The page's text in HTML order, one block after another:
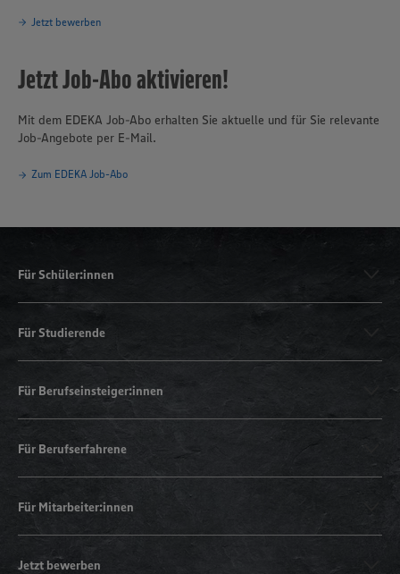
Jetzt bewerben
Jetzt Job-Abo aktivieren!
Mit dem EDEKA Job-Abo erhalten Sie aktuelle und für Sie relevante
Job-Angebote per E-Mail.
Zum EDEKA Job-Abo
Für Schüler:innen
Für Studierende
Für Berufseinsteiger:innen
Für Berufserfahrene
Für Mitarbeiter:innen
Jetzt bewerben